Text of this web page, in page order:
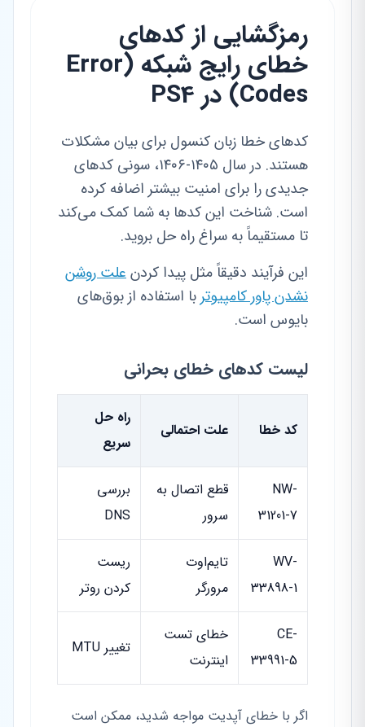
رمزگشایی از کدهای
خطای رایج شبکه (Error
Codes) در PS4
کدهای خطا زبان کنسول برای بیان مشکلات
هستند. در سال ۱۴۰۵-۱۴۰۶، سونی کدهای
جدیدی را برای امنیت بیشتر اضافه کرده
است. شناخت این کدها به شما کمک می‌کند
تا مستقیماً به سراغ راه حل بروید.
این فرآیند دقیقاً مثل پیدا کردنعلت روشن
نشدن پاور کامپیوتر با استفاده از بوق‌های
بایوس است.
لیست کدهای خطای بحرانی
کد خطا علت احتمالی
راه حل
سریع
NW-
31201-7
قطع اتصال به
سرور
بررسی
DNS
WV-
33898-1
تایم‌اوت
مرورگر
ریست
کردن روتر
CE-
33991-5
خطای تست
اینترنت
تغییر MTU
اگر با خطای آپدیت مواجه شدید، ممکن است